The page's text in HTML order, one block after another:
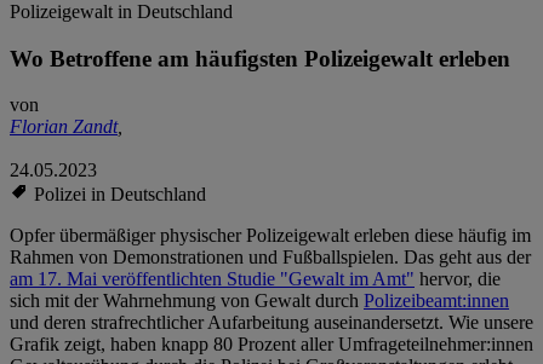
Polizeigewalt in Deutschland
Wo Betroffene am häufigsten Polizeigewalt erleben
von
Florian Zandt,
24.05.2023
Polizei in Deutschland
Opfer übermäßiger physischer Polizeigewalt erleben diese häufig im
Rahmen von Demonstrationen und Fußballspielen. Das geht aus der
am 17. Mai veröffentlichten Studie "Gewalt im Amt" hervor, die
sich mit der Wahrnehmung von Gewalt durch Polizeibeamt:innen
und deren strafrechtlicher Aufarbeitung auseinandersetzt. Wie unsere
Grafik zeigt, haben knapp 80 Prozent aller Umfrageteilnehmer:innen